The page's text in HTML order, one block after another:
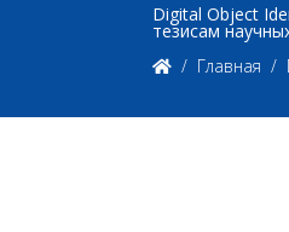
Digital Object
тезисам
Главная